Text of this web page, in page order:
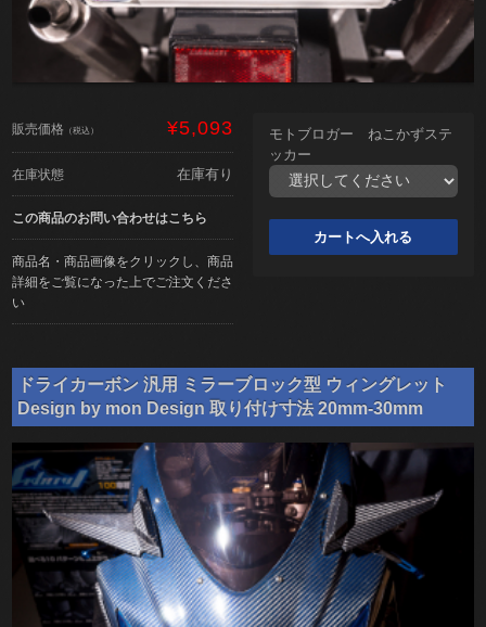
販売価格 （税込） ¥5,093
在庫状態 在庫有り
この商品のお問い合わせはこちら
商品名・商品画像をクリックし、商品
詳細をご覧になった上でご注文くださ
い
モトブロガー ねこかずステ
ッカー
ドライカーボン 汎用 ミラーブロック型 ウィングレット
Design by mon Design 取り付け寸法 20mm-30mm